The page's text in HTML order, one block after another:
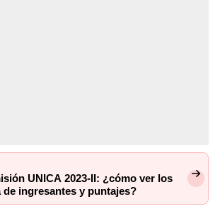
UNICA 2023-II: ¿cómo ver los
ingresantes y puntajes?